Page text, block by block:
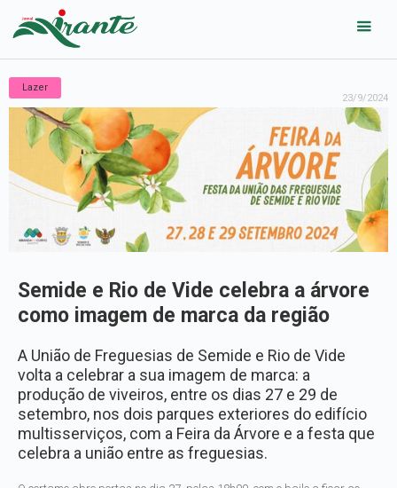
Lazer
23/9/2024
Semide e Rio de Vide celebra a árvore
como imagem de marca da região
A União de Freguesias de Semide e Rio de Vide
volta a celebrar a sua imagem de marca: a
produção de viveiros, entre os dias 27 e 29 de
setembro, nos dois parques exteriores do edifício
multisserviços, com a Feira da Árvore e a festa que
celebra a união entre as freguesias.